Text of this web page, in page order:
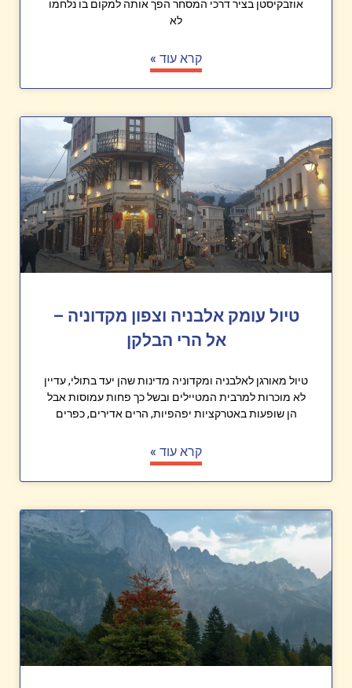
אוזבקיסטן בציר דרכי המסחר הפך אותה למקום בו נלחמו
לא
קרא עוד »
טיול עומק אלבניה וצפון מקדוניה –
אל הרי הבלקן
טיול מאורגן לאלבניה ומקדוניה מדינות שהן יעד בתולי, עדיין
לא מוכרות למרבית המטיילים ובשל כך פחות עמוסות אבל
הן שופעות באטרקציות יפהפיות, הרים אדירים, כפרים
קרא עוד »